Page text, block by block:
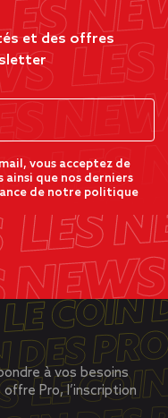
et des offres
vous acceptez de
que nos derniers
de notre politique
à vos besoins
Pro, l’inscription